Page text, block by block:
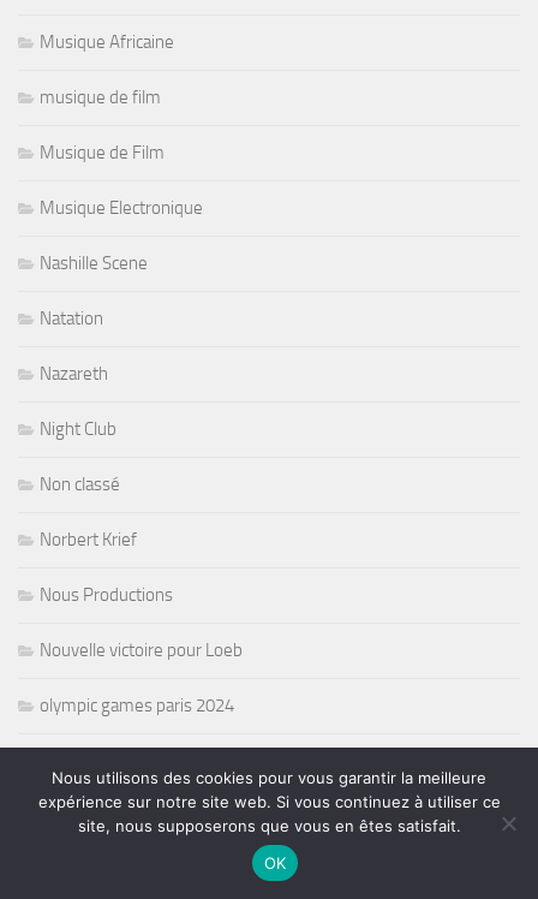
Musique Africaine
musique de film
Musique de Film
Musique Electronique
Nashille Scene
Natation
Nazareth
Night Club
Non classé
Norbert Krief
Nous Productions
Nouvelle victoire pour Loeb
olympic games paris 2024
Oprat
Nous utilisons des cookies pour vous garantir la meilleure
expérience sur notre site web. Si vous continuez à utiliser ce
site, nous supposerons que vous en êtes satisfait.
OK